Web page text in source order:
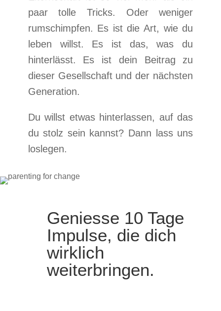
paar tolle Tricks. Oder weniger
rumschimpfen. Es ist die Art, wie du
leben willst. Es ist das, was du
hinterlässt. Es ist dein Beitrag zu
dieser Gesellschaft und der nächsten
Generation.
Du willst etwas hinterlassen, auf das
du stolz sein kannst? Dann lass uns
loslegen.
Geniesse 10 Tage
Impulse, die dich
wirklich
weiterbringen.